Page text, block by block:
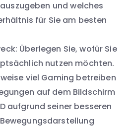
und welches
für Sie am besten
Überlegen Sie, wofür Sie
nutzen möchten.
viel Gaming betreiben
auf dem Bildschirm
aufgrund seiner besseren